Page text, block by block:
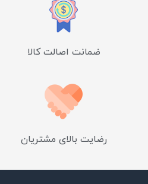
ضمانت اصالت کالا
رضایت بالای مشتریان